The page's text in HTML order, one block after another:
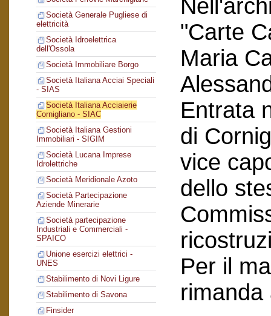
Società Generale Pugliese di
elettricità
Società Idroelettrica
dell'Ossola
Società Immobiliare Borgo
Società Italiana Acciai Speciali
- SIAS
Società Italiana Acciaierie
Cornigliano - SIAC
Società Italiana Gestioni
Immobiliari - SIGIM
Società Lucana Imprese
Idrolettriche
Società Meridionale Azoto
Società Partecipazione
Aziende Minerarie
Società partecipazione
Industriali e Commerciali -
SPAICO
Unione esercizi elettrici -
UNES
Stabilimento di Novi Ligure
Stabilimento di Savona
Finsider
"Carte
Maria
Entrata
di
vice
dello
Per il
rimanda